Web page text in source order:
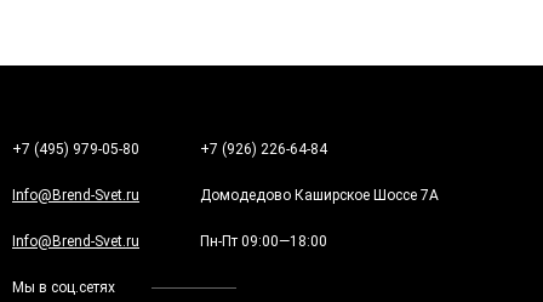
+7 (495) 979-05-80 +7 (926) 226-64-84
Info@Brend-Svet.ru Домодедово Каширское Шоссе 7А
Info@Brend-Svet.ru Пн-Пт 09:00—18:00
Мы в соц.сетях